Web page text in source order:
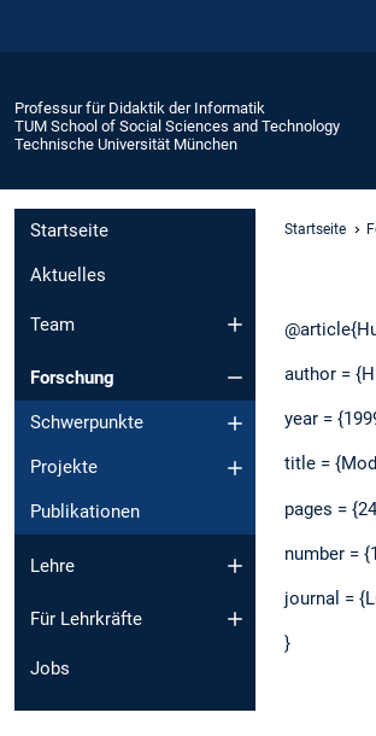
Professur für Didaktik der Informatik
TUM School of Social Sciences and Technology
Technische Universität München
Startseite
Aktuelles
Team
Forschung
Schwerpunkte
Projekte
Publikationen
Lehre
Für Lehrkräfte
Jobs
Startseite
author =
year =
title =
pages =
number =
journal =
}